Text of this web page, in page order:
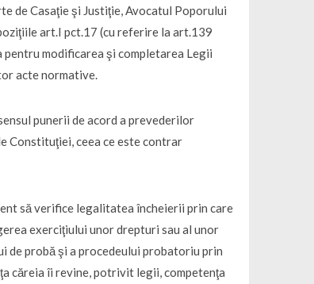
de Casaţie şi Justiţie, Avocatul Poporului
art.I pct.17 (cu referire la art.139
modificarea şi completarea Legii
acte normative.
punerii de acord a prevederilor
Constituţiei, ceea ce este contrar
să verifice legalitatea încheierii prin care
exerciţiului unor drepturi sau al unor
de probă şi a procedeului probatoriu prin
căreia îi revine, potrivit legii, competenţa